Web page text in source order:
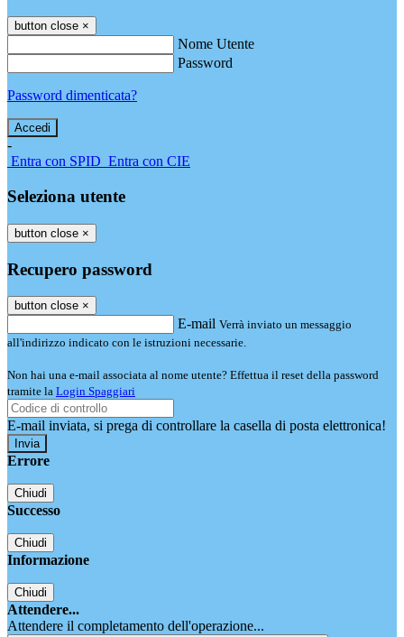
button close ×
Nome Utente
Password
Password dimenticata?
-
Entra con SPID Entra con CIE
Seleziona utente
button close ×
Recupero password
button close ×
E-mail Verrà inviato un messaggio
all'indirizzo indicato con le istruzioni necessarie.
Non hai una e-mail associata al nome utente? Effettua il reset della password
tramite la Login Spaggiari
E-mail inviata, si prega di controllare la casella di posta elettronica!
Errore
Chiudi
Successo
Chiudi
Informazione
Chiudi
Attendere...
Attendere il completamento dell'operazione...